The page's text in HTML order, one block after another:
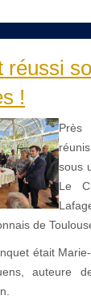
réussi
!
Près
sous
Le
de
était
auteure